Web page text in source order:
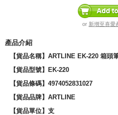
or 新增至喜愛
產品介紹
【貨品名稱】ARTLINE EK-220 箱頭
【貨品型號】EK-220
【貨品條碼】4974052831027
【貨品品牌】ARTLINE
【貨品單位】支